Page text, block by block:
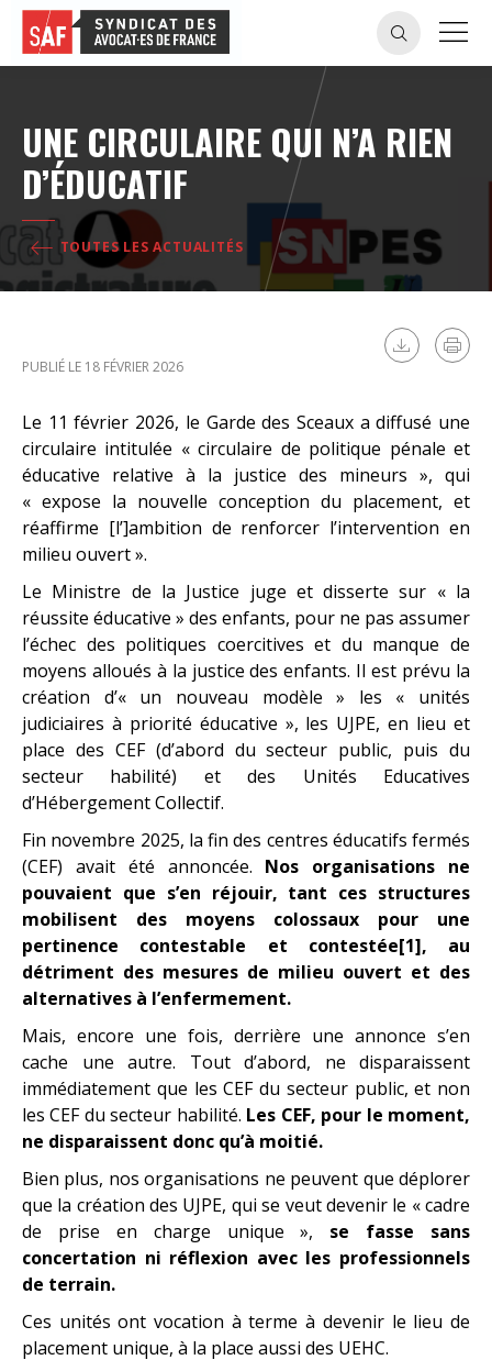
UNE CIRCULAIRE QUI N’A RIEN
D’ÉDUCATIF
TOUTES LES ACTUALITÉS
PUBLIÉ LE 18 FÉVRIER 2026
Le 11 février 2026, le Garde des Sceaux a diffusé une
circulaire intitulée « circulaire de politique pénale et
éducative relative à la justice des mineurs », qui
« expose la nouvelle conception du placement, et
réaffirme [l’]ambition de renforcer l’intervention en
milieu ouvert ».
Le Ministre de la Justice juge et disserte sur « la
réussite éducative » des enfants, pour ne pas assumer
l’échec des politiques coercitives et du manque de
moyens alloués à la justice des enfants. Il est prévu la
création d’« un nouveau modèle » les « unités
judiciaires à priorité éducative », les UJPE, en lieu et
place des CEF (d’abord du secteur public, puis du
secteur habilité) et des Unités Educatives
d’Hébergement Collectif.
Fin novembre 2025, la fin des centres éducatifs fermés
(CEF) avait été annoncée. Nos organisations ne
pouvaient que s’en réjouir, tant ces structures
mobilisent des moyens colossaux pour une
pertinence contestable et contestée[1], au
détriment des mesures de milieu ouvert et des
alternatives à l’enfermement.
Mais, encore une fois, derrière une annonce s’en
cache une autre. Tout d’abord, ne disparaissent
immédiatement que les CEF du secteur public, et non
les CEF du secteur habilité. Les CEF, pour le moment,
ne disparaissent donc qu’à moitié.
Bien plus, nos organisations ne peuvent que déplorer
que la création des UJPE, qui se veut devenir le « cadre
de prise en charge unique », se fasse sans
concertation ni réflexion avec les professionnels
de terrain.
Ces unités ont vocation à terme à devenir le lieu de
placement unique, à la place aussi des UEHC.